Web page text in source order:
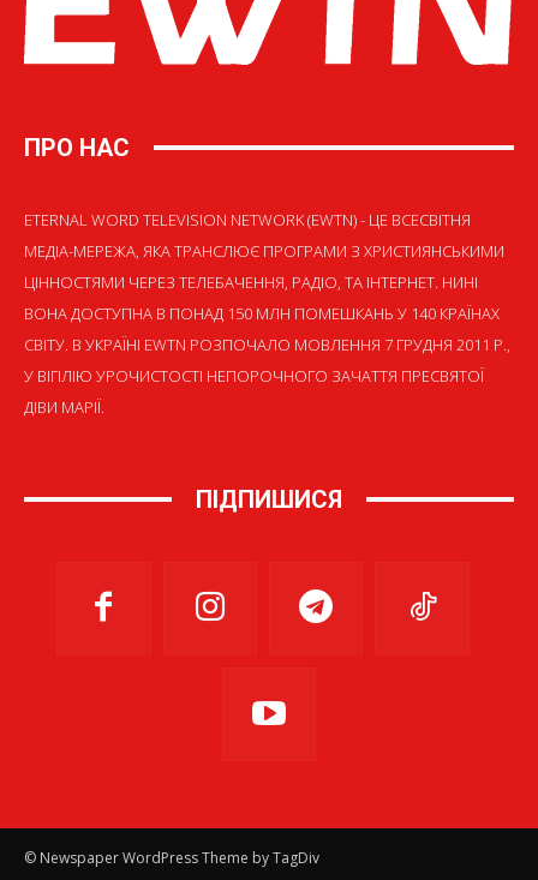
ПРО НАС
ETERNAL WORD TELEVISION NETWORK (EWTN) - ЦЕ ВСЕСВІТНЯ
МЕДІА-МЕРЕЖА, ЯКА ТРАНСЛЮЄ ПРОГРАМИ З ХРИСТИЯНСЬКИМИ
ЦІННОСТЯМИ ЧЕРЕЗ ТЕЛЕБАЧЕННЯ, РАДІО, ТА ІНТЕРНЕТ. НИНІ
ВОНА ДОСТУПНА В ПОНАД 150 МЛН ПОМЕШКАНЬ У 140 КРАЇНАХ
СВІТУ. В УКРАЇНІ EWTN РОЗПОЧАЛО МОВЛЕННЯ 7 ГРУДНЯ 2011 Р.,
У ВІГІЛІЮ УРОЧИСТОСТІ НЕПОРОЧНОГО ЗАЧАТТЯ ПРЕСВЯТОЇ
ДІВИ МАРІЇ.
ПІДПИШИСЯ
© Newspaper WordPress Theme by TagDiv